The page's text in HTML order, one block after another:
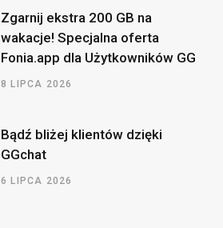
Zgarnij ekstra 200 GB na
wakacje! Specjalna oferta
Fonia.app dla Użytkowników GG
8 LIPCA 2026
Bądź bliżej klientów dzięki
GGchat
6 LIPCA 2026